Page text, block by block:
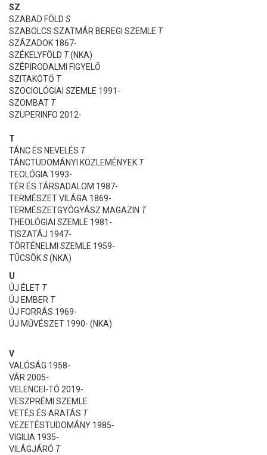
SZ
SZABAD FÖLD S
SZABOLCS SZATMÁR BEREGI SZEMLE T
SZÁZADOK 1867-
SZÉKELYFÖLD T(NKA)
SZÉPIRODALMI FIGYELŐ
SZITAKÖTŐ T
SZOCIOLÓGIAI SZEMLE 1991-
SZOMBAT T
SZUPERINFO 2012-
T
TÁNC ÉS NEVELÉS T
TÁNCTUDOMÁNYI KÖZLEMÉNYEK T
TEOLÓGIA 1993-
TÉR ÉS TÁRSADALOM 1987-
TERMÉSZET VILÁGA 1869-
TERMÉSZETGYÓGYÁSZ MAGAZIN T
THEOLÓGIAI SZEMLE 1981-
TISZATÁJ 1947-
TÖRTÉNELMI SZEMLE 1959-
TÜCSÖKS(NKA)
U
ÚJ ÉLET T
ÚJ EMBER T
ÚJ FORRÁS 1969-
ÚJ MŰVÉSZET 1990- (NKA)
V
VALÓSÁG 1958-
VÁR 2005-
VELENCEI-TÓ 2019-
VESZPRÉMI SZEMLE
VETÉS ÉS ARATÁS T
VEZETÉSTUDOMÁNY 1985-
VIGILIA 1935-
VILÁGJÁRÓ T